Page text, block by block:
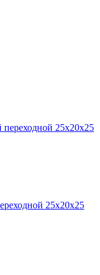
25x20x25